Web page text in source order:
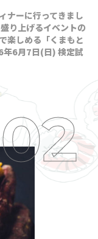
ナーに行ってきまし
り上げるイベントの
楽しめる「くまもと
6月7日(日) 検定試